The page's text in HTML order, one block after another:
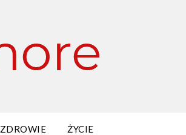
ZDROWIE ŻYCIE